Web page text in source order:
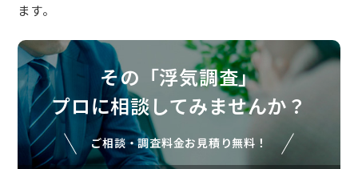
ます。
その「浮気調査」
プロに相談してみませんか？
ご相談・調査料金お見積り無料！